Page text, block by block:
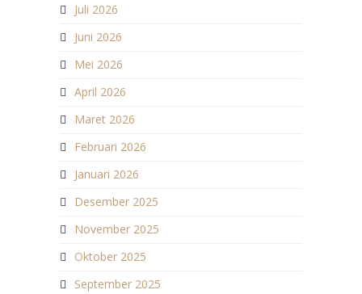
Juli 2026
Juni 2026
Mei 2026
April 2026
Maret 2026
Februari 2026
Januari 2026
Desember 2025
November 2025
Oktober 2025
September 2025